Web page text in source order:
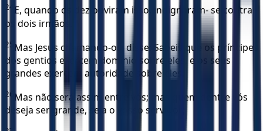
24 E, quando os dez ouviram isso, indignaram- se contra
os dois irmãos.
25 Mas Jesus chamando-os, disse: Sabeis que os príncipes
dos gentios exercem domínio sobre eles, e os seus
grandes exercem autoridade sobre eles.
26 Mas não será assim entre vós; mas quem dentre vós
deseja ser grande, seja o vosso servidor;